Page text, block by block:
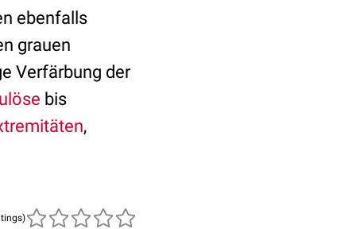
ebenfalls
grauen
Verfärbung der
bis
,